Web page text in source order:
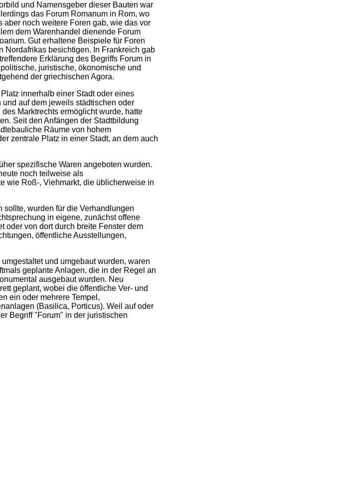
und Namensgeber dieser Bauten war
das Forum Romanum in Rom, wo
aber noch weitere Foren gab, wie das vor
dem Warenhandel dienende Forum
Gut erhaltene Beispiele für Foren
Nordafrikas besichtigen. In Frankreich gab
Erklärung des Begriffs Forum in
juristische, ökonomische und
der griechischen Agora.
innerhalb einer Stadt oder eines
auf dem jeweils städtischen oder
Marktrechts ermöglicht wurde, hatte
Seit den Anfängen der Stadtbildung
Räume von hohem
zentrale Platz in einer Stadt, an dem auch
spezifische Waren angeboten wurden.
noch teilweise als
wie Roß-, Viehmarkt, die üblicherweise in
sollte, wurden für die Verhandlungen
in eigene, zunächst offene
oder von dort durch breite Fenster dem
öffentliche Ausstellungen,
und umgebaut wurden, waren
geplante Anlagen, die in der Regel an
ausgebaut wurden. Neu
geplant, wobei die öffentliche Ver- und
ein oder mehrere Tempel,
(Basilica, Porticus). Weil auf oder
Begriff "Forum" in der juristischen